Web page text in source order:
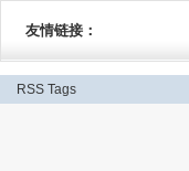
友情链接：
RSS Tags